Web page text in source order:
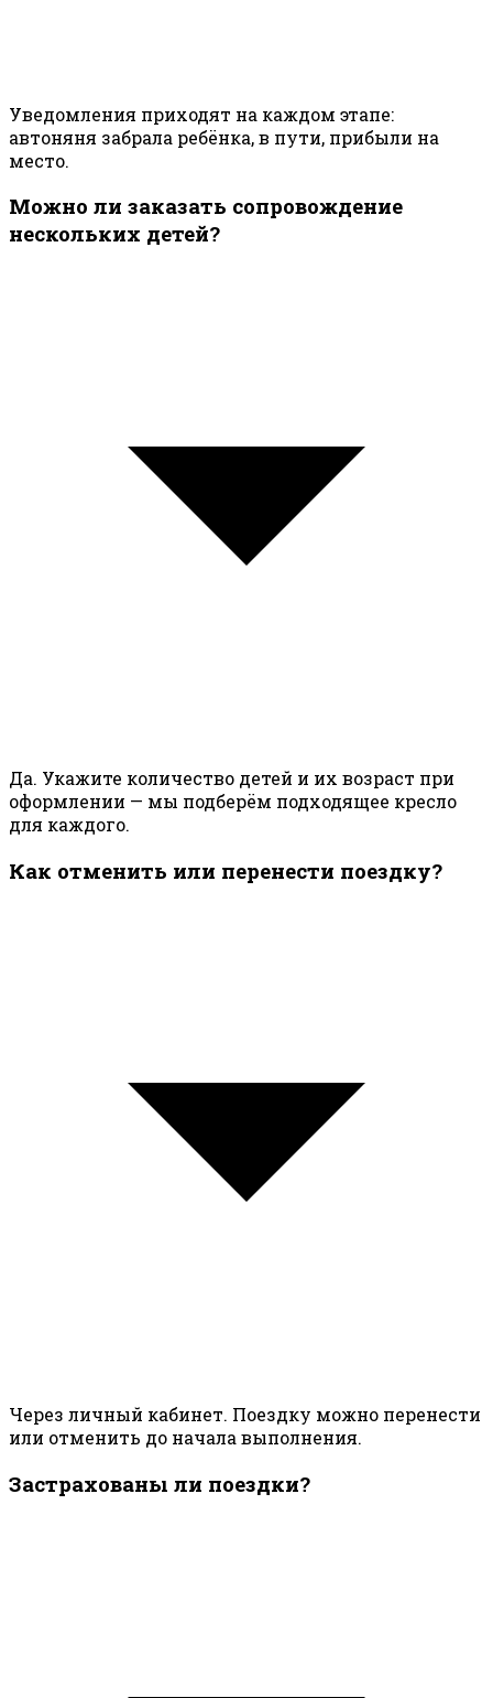
Уведомления приходят на каждом этапе:
автоняня забрала ребёнка, в пути, прибыли на
место.
Можно ли заказать сопровождение
нескольких детей?
Да. Укажите количество детей и их возраст при
оформлении — мы подберём подходящее кресло
для каждого.
Как отменить или перенести поездку?
Через личный кабинет. Поездку можно перенести
или отменить до начала выполнения.
Застрахованы ли поездки?